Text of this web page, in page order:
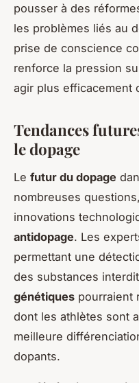
pousser à des
les problèmes liés au
prise de conscience
renforce la pression
agir plus efficacement
Tendances
le dopage
Le futur du dopage
nombreuses
innovations
antidopage. Les
permettant une
des substances
génétiques pourraient
dont les athlètes sont
meilleure
dopants.